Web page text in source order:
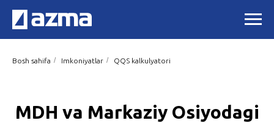
Bosh sahifa / Imkoniyatlar / QQS kalkulyatori
MDH va Markaziy Osiyodagi